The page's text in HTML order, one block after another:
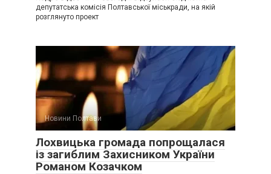
депутатська комісія Полтавської міськради, на якій
розглянуто проект
Новини Полтави
Лохвицька громада попрощалася
із загиблим Захисником України
Романом Козачком